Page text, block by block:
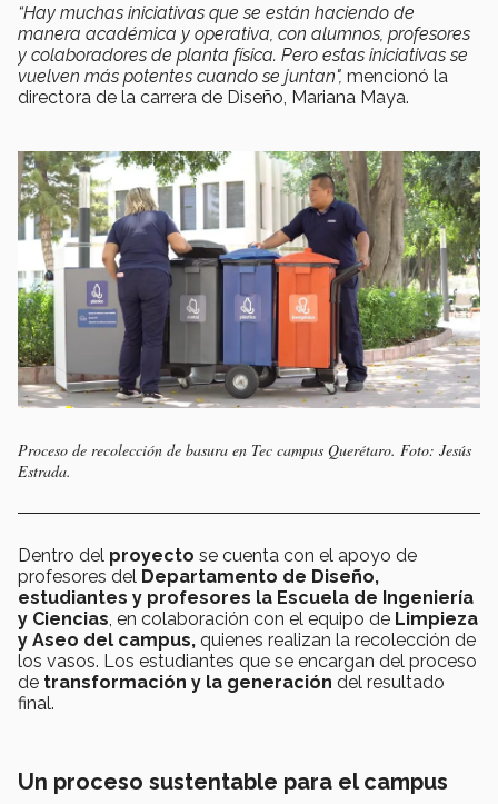
“Hay muchas iniciativas que se están haciendo de
manera académica y operativa, con alumnos, profesores
y colaboradores de planta física. Pero estas iniciativas se
vuelven más potentes cuando se juntan", mencionó la
directora de la carrera de Diseño, Mariana Maya.
Proceso de recolección de basura en Tec campus Querétaro. Foto: Jesús
Estrada.
Dentro del proyecto se cuenta con el apoyo de
profesores del Departamento de Diseño,
estudiantes y profesores la Escuela de Ingeniería
y Ciencias, en colaboración con el equipo de Limpieza
y Aseo del campus, quienes realizan la recolección de
los vasos. Los estudiantes que se encargan del proceso
de transformación y la generación del resultado
final.
Un proceso sustentable para el campus